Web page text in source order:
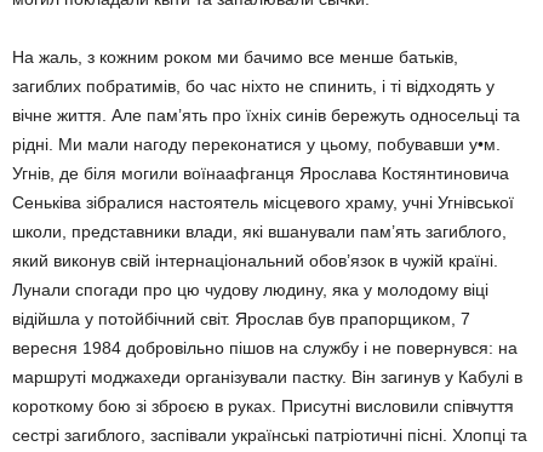
На жаль, з кожним роком ми бачимо все менше батьків,
загиблих побратимів, бо час ніхто не спинить, і ті відходять у
вічне життя. Але пам’ять про їхніх синів бережуть односельці та
рідні. Ми мали нагоду переконатися у цьому, побувавши у•м.
Угнів, де біля могили воїнаафганця Ярослава Костянтиновича
Сеньківа зібралися настоятель місцевого храму, учні Угнівської
школи, представники влади, які вшанували пам’ять загиблого,
який виконув свій інтернаціональний обов’язок в чужій країні.
Лунали спогади про цю чудову людину, яка у молодому віці
відійшла у потойбічний світ. Ярослав був прапорщиком, 7
вересня 1984 добровільно пішов на службу і не повернувся: на
маршруті моджахеди організували пастку. Він загинув у Кабулі в
короткому бою зі зброєю в руках. Присутні висловили співчуття
сестрі загиблого, заспівали українські патріотичні пісні. Хлопці та